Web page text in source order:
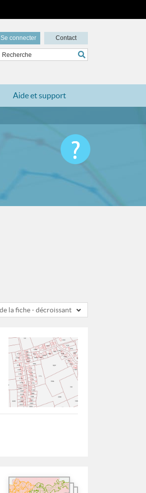
Se connecter Contact
Aide et support
la fiche - décroissant